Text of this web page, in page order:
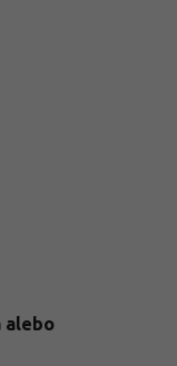
alebo